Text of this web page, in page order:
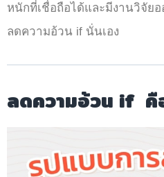
หนักที่เชื่อถือได้และมีงานวิจัย
ลดความอ้วน if นั่นเอง
ลดความอ้วน if คื